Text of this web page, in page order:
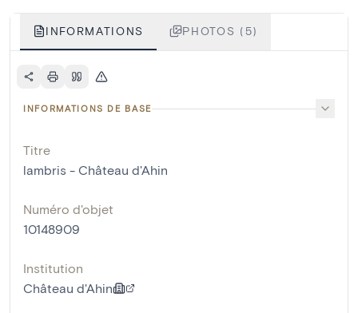
INFORMATIONS PHOTOS (5)
INFORMATIONS DE BASE
Titre
lambris - Château d'Ahin
Numéro d'objet
10148909
Institution
Château d'Ahin